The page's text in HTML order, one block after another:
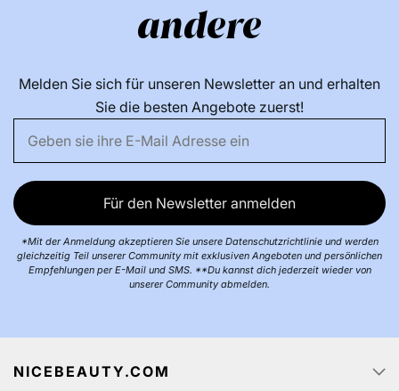
andere
Melden Sie sich für unseren Newsletter an und erhalten
Sie die besten Angebote zuerst!
Für den Newsletter anmelden
*Mit der Anmeldung akzeptieren Sie unsere Datenschutzrichtlinie und werden
gleichzeitig Teil unserer Community mit exklusiven Angeboten und persönlichen
Empfehlungen per E-Mail und SMS. **Du kannst dich jederzeit wieder von
unserer Community abmelden.
NICEBEAUTY.COM